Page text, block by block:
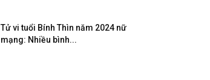
Tử vi tuổi Bính Thìn năm 2024 nữ
mạng: Nhiều bình...